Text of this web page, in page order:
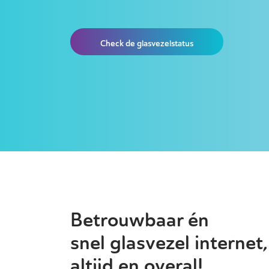
Check de glasvezelstatus
Betrouwbaar én
snel glasvezel internet,